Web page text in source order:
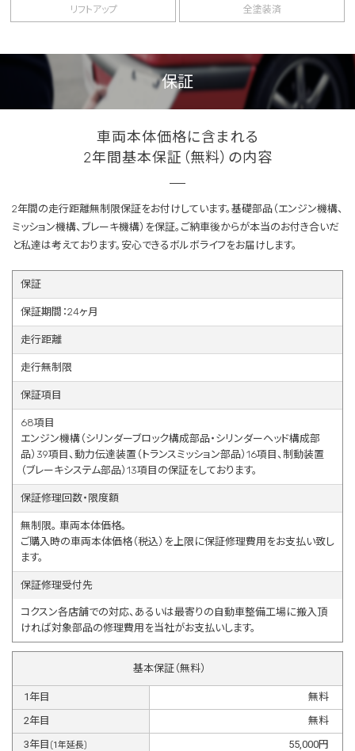
リフトアップ 全塗装済
保証
車両本体価格に含まれる
2年間基本保証（無料）の内容
2年間の走行距離無制限保証をお付けしています。基礎部品（エンジン機構、
ミッション機構、ブレーキ機構）を保証。ご納車後からが本当のお付き合いだ
と私達は考えております。安心できるボルボライフをお届けします。
保証
保証期間：24ヶ月
走行距離
走行無制限
保証項目
68項目
エンジン機構（シリンダーブロック構成部品・シリンダーヘッド構成部
品）39項目、動力伝達装置（トランスミッション部品）16項目、制動装置
（ブレーキシステム部品）13項目の保証をしております。
保証修理回数・限度額
無制限。 車両本体価格。
ご購入時の車両本体価格（税込）を上限に保証修理費用をお支払い致し
ます。
保証修理受付先
コクスン各店舗での対応、あるいは最寄りの自動車整備工場に搬入頂
ければ対象部品の修理費用を当社がお支払いします。
基本保証（無料）
1年目
無料
2年目
無料
3年目 (1年延長) 55,000円